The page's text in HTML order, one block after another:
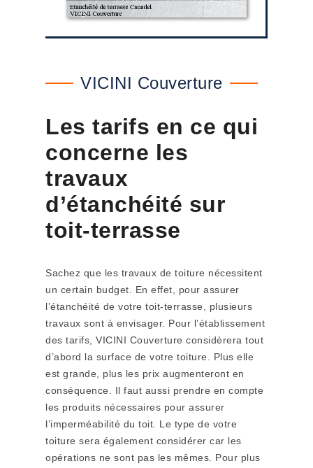
VICINI Couverture
Les tarifs en ce qui
concerne les
travaux
d’étanchéité sur
toit-terrasse
Sachez que les travaux de toiture nécessitent
un certain budget. En effet, pour assurer
l’étanchéité de votre toit-terrasse, plusieurs
travaux sont à envisager. Pour l’établissement
des tarifs, VICINI Couverture considèrera tout
d’abord la surface de votre toiture. Plus elle
est grande, plus les prix augmenteront en
conséquence. Il faut aussi prendre en compte
les produits nécessaires pour assurer
l’imperméabilité du toit. Le type de votre
toiture sera également considérer car les
opérations ne sont pas les mêmes. Pour plus